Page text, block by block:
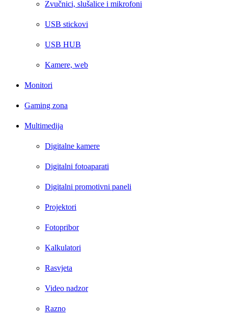
Zvučnici, slušalice i mikrofoni
USB stickovi
USB HUB
Kamere, web
Monitori
Gaming zona
Multimedija
Digitalne kamere
Digitalni fotoaparati
Digitalni promotivni paneli
Projektori
Fotopribor
Kalkulatori
Rasvjeta
Video nadzor
Razno